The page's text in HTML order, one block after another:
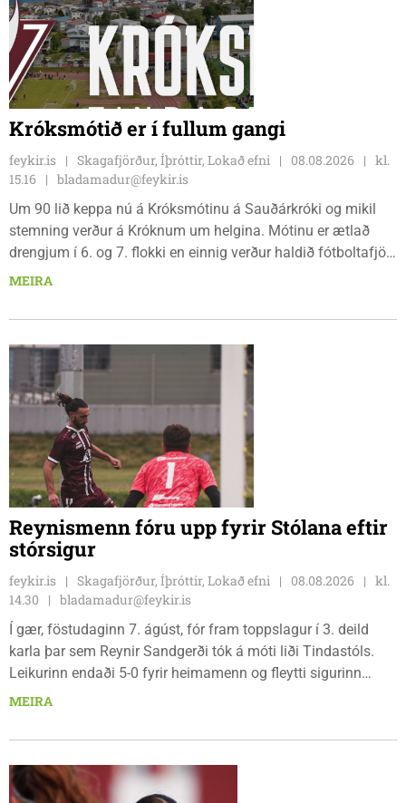
Króksmótið er í fullum gangi
feykir.is Skagafjörður, Íþróttir, Lokað efni 08.08.2026
kl.
15.16
bladamadur@feykir.is
Um 90 lið keppa nú á Króksmótinu á Sauðárkróki og mikil
stemning verður á Króknum um helgina. Mótinu er ætlað
drengjum í 6. og 7. flokki en einnig verður haldið fótboltafjör
fyrir yngri systkini. Mótið hófst í gær, föstudaginn 7. ágúst
MEIRA
Reynismenn fóru upp fyrir Stólana eftir
stórsigur
feykir.is Skagafjörður, Íþróttir, Lokað efni 08.08.2026
kl.
14.30
bladamadur@feykir.is
Í gær, föstudaginn 7. ágúst, fór fram toppslagur í 3. deild
karla þar sem Reynir Sandgerði tók á móti liði Tindastóls.
Leikurinn endaði 5-0 fyrir heimamenn og fleytti sigurinn
Reynismönnum á topp deildarinnar en Stólunum í annað
leiknum.
MEIRA